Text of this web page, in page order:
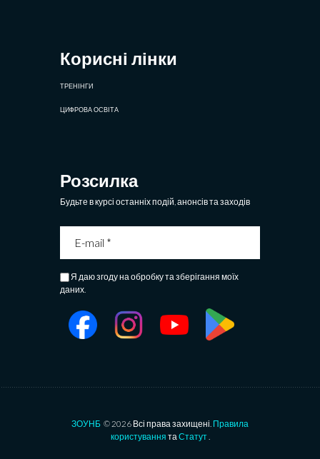
Корисні лінки
ТРЕНІНГИ
ЦИФРОВА ОСВІТА
Розсилка
Будьте в курсі останніх подій, анонсів та заходів
Я даю згоду на обробку та зберігання моїх
даних.
ЗОУНБ © 2026 Всі права захищені. Правила
користування таСтатут.